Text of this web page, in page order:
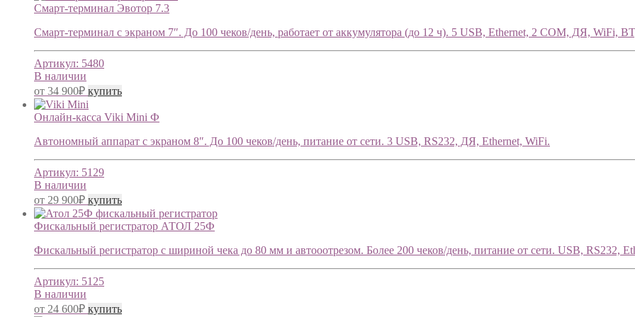
Смарт-терминал Эвотор 7.3
Смарт-терминал с экраном 7″. До 100 чеков/день, работает от аккумулятора (до 12 ч). 5 USB, Ethernet, 2 COM, ДЯ, WiFi,
Артикул: 5480
В наличии
от 34 900₽ купить
Онлайн-касса Viki Mini Ф
Автономный аппарат с экраном 8″. До 100 чеков/день, питание от сети. 3 USB, RS232, ДЯ, Ethernet, WiFi.
Артикул: 5129
В наличии
от 29 900₽ купить
Фискальный регистратор АТОЛ 25Ф
Фискальный регистратор с шириной чека до 80 мм и автооотрезом. Более 200 чеков/день, питание от сети. USB, RS232,
Артикул: 5125
В наличии
от 24 600₽ купить